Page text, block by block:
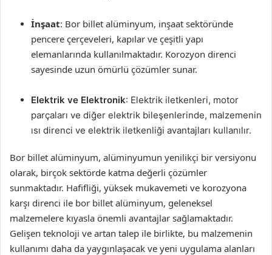
İnşaat: Bor billet alüminyum, inşaat sektöründe
pencere çerçeveleri, kapılar ve çeşitli yapı
elemanlarında kullanılmaktadır. Korozyon direnci
sayesinde uzun ömürlü çözümler sunar.
Elektrik ve Elektronik: Elektrik iletkenleri, motor
parçaları ve diğer elektrik bileşenlerinde, malzemenin
ısı direnci ve elektrik iletkenliği avantajları kullanılır.
Bor billet alüminyum, alüminyumun yenilikçi bir versiyonu
olarak, birçok sektörde katma değerli çözümler
sunmaktadır. Hafifliği, yüksek mukavemeti ve korozyona
karşı direnci ile bor billet alüminyum, geleneksel
malzemelere kıyasla önemli avantajlar sağlamaktadır.
Gelişen teknoloji ve artan talep ile birlikte, bu malzemenin
kullanımı daha da yaygınlaşacak ve yeni uygulama alanları